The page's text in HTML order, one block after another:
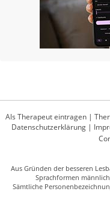
Als Therapeut eintragen |
Datenschutzerklärung|
Aus Gründen der besseren
Sprachformen
Sämtliche